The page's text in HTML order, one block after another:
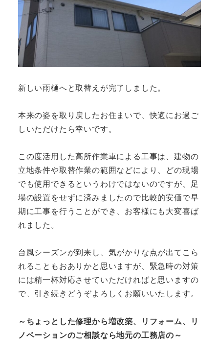
新しい雨樋へと取替えが完了しました。
本来の姿を取り戻したお住まいで、快適にお過ご
しいただけたら幸いです。
この度活用した高所作業車による工事は、建物の
立地条件や取替作業の範囲などにより、どの現場
でも使用できるというわけではないのですが、足
場の設置をせずに済みましたので比較的安価で早
期に工事を行うことができ、お客様にも大変喜ば
れました。
台風シーズンが到来し、気がかりな点が出てこら
れることもおありかと思いますが、緊急時の対策
には精一杯対応させていただければと思いますの
で、引き続きどうぞよろしくお願いいたします。
～ちょっとした修理から増改築、リフォーム、リ
ノベーションのご相談なら地元の工務店の～